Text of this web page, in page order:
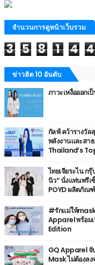
จำนวนการดูหน้าเว็บรวม
3 5 8 1 4 4
ข่าวฮิต 10 อันดับ
ภาวะเหงื่อออกเ
กัลฟ์ คว้ารางวั
พลังงานและสา
Thailand’s
ไทยเจียระไน ก
นิว” นั่งแท่นพรีเ
POYD ผลิตภัณ
#รักแม่ให้
Apparel พร้อม
Edition
GQ Apparel
Mask ไม่ต้องลง